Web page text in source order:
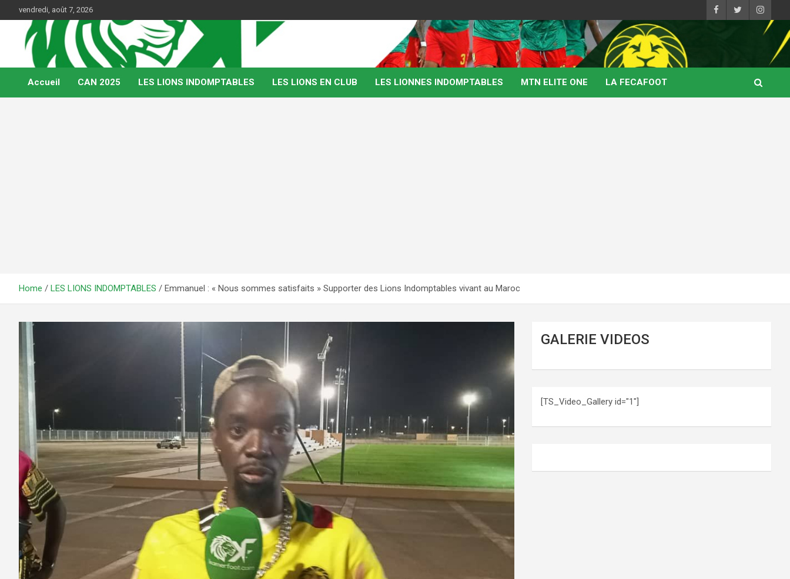
to
content
vendredi, août 7, 2026
Kamerfoot
Web Magazine du football camerounais
Accueil CAN 2025 LES LIONS INDOMPTABLES LES LIONS EN CLUB LES LIONNES INDOMPTABLES MTN ELITE ONE LA FECAFOOT
Home LES LIONS INDOMPTABLES Emmanuel : « Nous sommes satisfaits » Supporter des Lions Indomptables vivant au Maroc
GALERIE VIDEOS
[TS_Video_Gallery id="1"]